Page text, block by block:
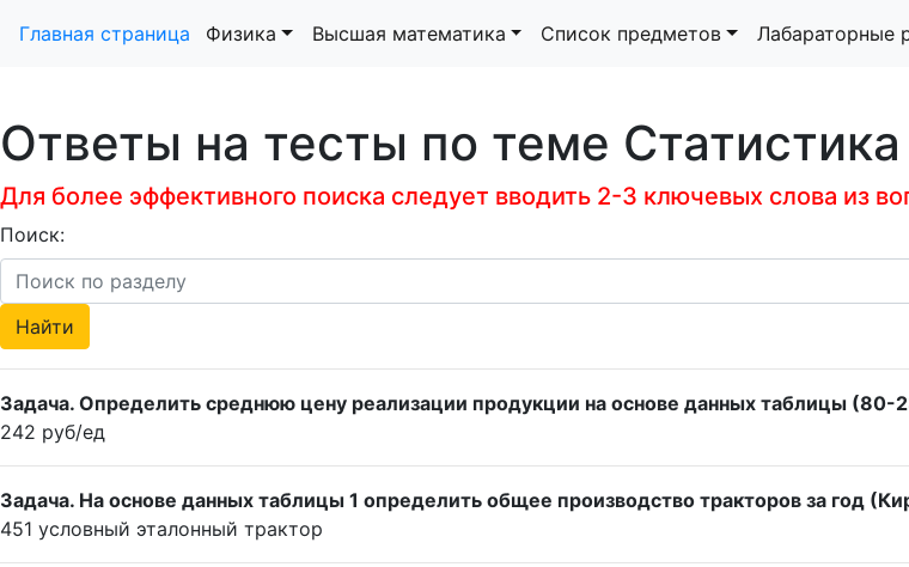
Главная страница Физика Высшая математика Список предметов Лабараторные
Ответы на тесты по теме Статистика
Для более эффективного поиска следует вводить 2-3 ключевых слова из
Поиск:
Задача. Определить среднюю цену реализации продукции на основе данных таблицы
242 руб/ед
Задача. На основе данных таблицы 1 определить общее производство тракторов за год
451 условный эталонный трактор